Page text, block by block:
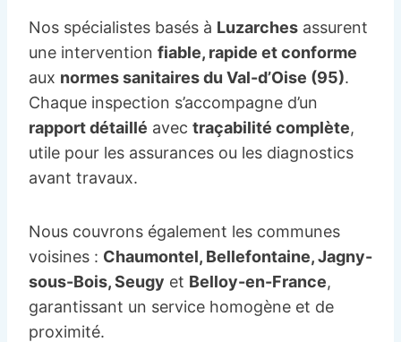
Nos spécialistes basés à Luzarches assurent
une intervention fiable, rapide et conforme
aux normes sanitaires du Val-d’Oise (95).
Chaque inspection s’accompagne d’un
rapport détaillé avec traçabilité complète,
utile pour les assurances ou les diagnostics
avant travaux.
Nous couvrons également les communes
voisines : Chaumontel, Bellefontaine, Jagny-
sous-Bois, Seugy et Belloy-en-France,
garantissant un service homogène et de
proximité.